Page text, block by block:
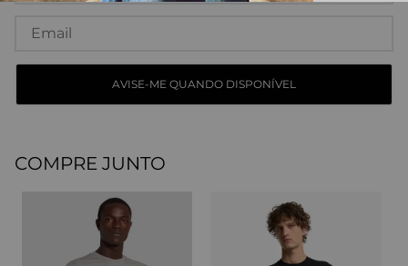
COMPRE JUNTO